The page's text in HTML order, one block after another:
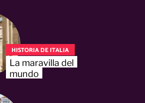
HISTORIA DE ITALIA
La maravilla del
mundo